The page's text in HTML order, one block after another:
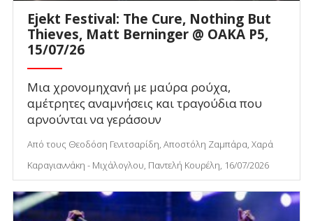
Ejekt Festival: The Cure, Nothing But
Thieves, Matt Berninger @ ΟΑΚΑ P5,
15/07/26
Μια χρονομηχανή με μαύρα ρούχα,
αμέτρητες αναμνήσεις και τραγούδια που
αρνούνται να γεράσουν
Από τους Θεοδόση Γενιτσαρίδη, Αποστόλη Ζαμπάρα, Χαρά
Καραγιαννάκη - Μιχάλογλου, Παντελή Κουρέλη, 16/07/2026